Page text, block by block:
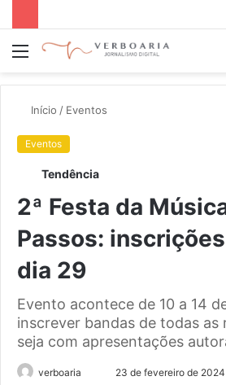
Menu
Início / Eventos
Eventos
Tendência
2ª Festa da
Passos:
dia 29
Evento acontece de 10 a 14
inscrever bandas de todas as
seja com apresentações
verboaria 23 de fevereiro de 2024